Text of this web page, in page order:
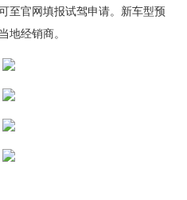
至官网填报试驾申请。新车型预
地经销商。